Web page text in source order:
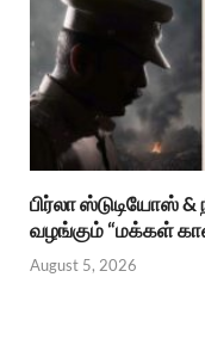
பிர்லா ஸ்டுடியோஸ்
வழங்கும் “மக்கள்
August 5, 2026